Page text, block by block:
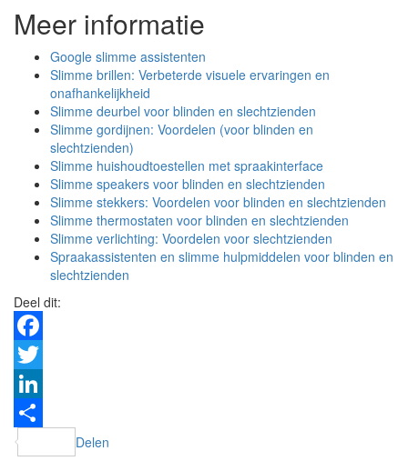
Meer informatie
Google slimme assistenten
Slimme brillen: Verbeterde visuele ervaringen en
onafhankelijkheid
Slimme deurbel voor blinden en slechtzienden
Slimme gordijnen: Voordelen (voor blinden en
slechtzienden)
Slimme huishoudtoestellen met spraakinterface
Slimme speakers voor blinden en slechtzienden
Slimme stekkers: Voordelen voor blinden en slechtzienden
Slimme thermostaten voor blinden en slechtzienden
Slimme verlichting: Voordelen voor slechtzienden
Spraakassistenten en slimme hulpmiddelen voor blinden en
slechtzienden
Deel dit:
Facebook
Twitter
LinkedIn
Delen